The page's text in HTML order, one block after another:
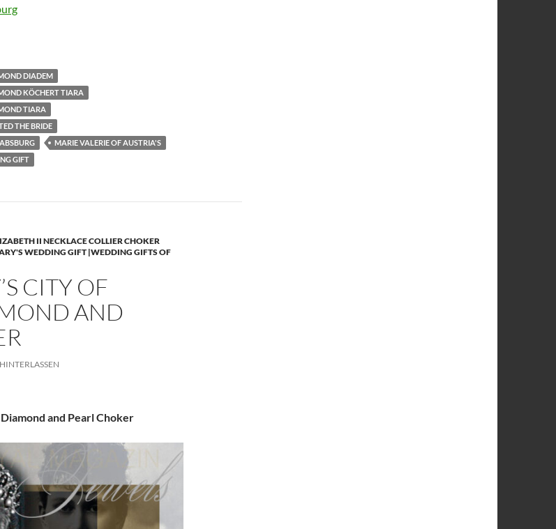
DIADEM
KÖCHERT TIARA
TIARA
THE BRIDE
MARIE VALERIE OF AUSTRIA'S
GIFT
II NECKLACE COLLIER CHOKER
WEDDING GIFT |WEDDING GIFTS OF
CITY OF
AND
and Pearl Choker